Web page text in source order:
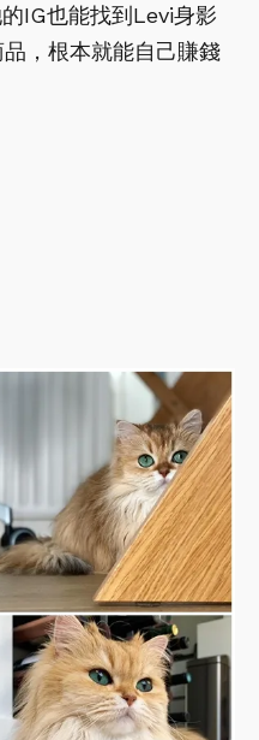
IG也能找到Levi身影
，根本就能自己賺錢